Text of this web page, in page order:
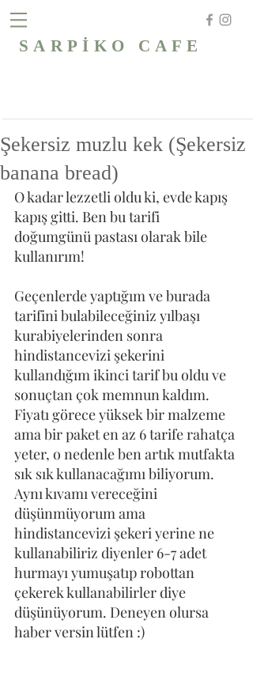
SARPİKO CAFE
Şekersiz muzlu kek (Şekersiz
banana bread)
O kadar lezzetli oldu ki, evde kapış
kapış gitti. Ben bu tarifi
doğumgünü pastası olarak bile
kullanırım!
Geçenlerde yaptığım ve burada
tarifini bulabileceğiniz yılbaşı
kurabiyelerinden sonra
hindistancevizi şekerini
kullandığım ikinci tarif bu oldu ve
sonuçtan çok memnun kaldım.
Fiyatı görece yüksek bir malzeme
ama bir paket en az 6 tarife rahatça
yeter, o nedenle ben artık mutfakta
sık sık kullanacağımı biliyorum.
Aynı kıvamı vereceğini
düşünmüyorum ama
hindistancevizi şekeri yerine ne
kullanabiliriz diyenler 6-7 adet
hurmayı yumuşatıp robottan
çekerek kullanabilirler diye
düşünüyorum. Deneyen olursa
haber versin lütfen :)